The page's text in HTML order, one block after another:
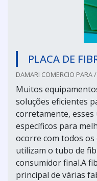
PLACA DE
DAMARI COMERCIO PARA
Muitos
soluções eficientes
corretamente,
específicos para
ocorre com todos
utilizam o tubo de
consumidor final.A
principal de várias